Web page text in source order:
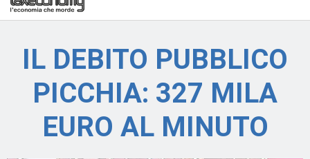
IL DEBITO PUBBLICO
PICCHIA: 327 MILA
EURO AL MINUTO